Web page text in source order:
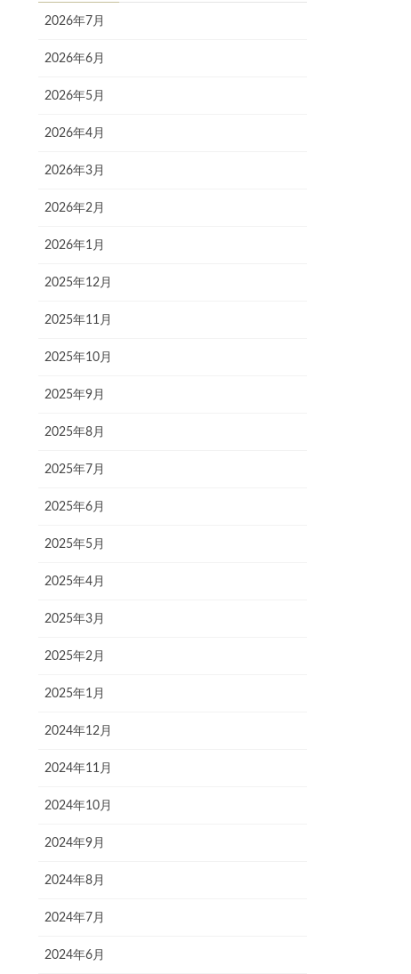
2026年7月
2026年6月
2026年5月
2026年4月
2026年3月
2026年2月
2026年1月
2025年12月
2025年11月
2025年10月
2025年9月
2025年8月
2025年7月
2025年6月
2025年5月
2025年4月
2025年3月
2025年2月
2025年1月
2024年12月
2024年11月
2024年10月
2024年9月
2024年8月
2024年7月
2024年6月